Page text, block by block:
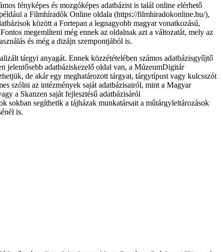
fényképes és mozgóképes adatbázist is talál online elérhető
a Filmhíradók Online oldala (https://filmhiradokonline.hu/),
között a Fortepan a legnagyobb magyar vonatkozású,
megemlíteni még ennek az oldalnak azt a változatát, mely az
és még a dizájn szempontjából is.
tárgyi anyagát. Ennek közzétételében számos adatbázisgyűjtő
jelentősebb adatbáziskezelő oldal van, a MúzeumDigitár
de akár egy meghatározott tárgyat, tárgytípust vagy kulcsszót
szólni az intézmények saját adatbázisairól, mint a Magyar
a Skanzen saját fejlesztésű adatbázisáról
sokban segíthetik a tájházak munkatársait a műtárgyleltározások
is.